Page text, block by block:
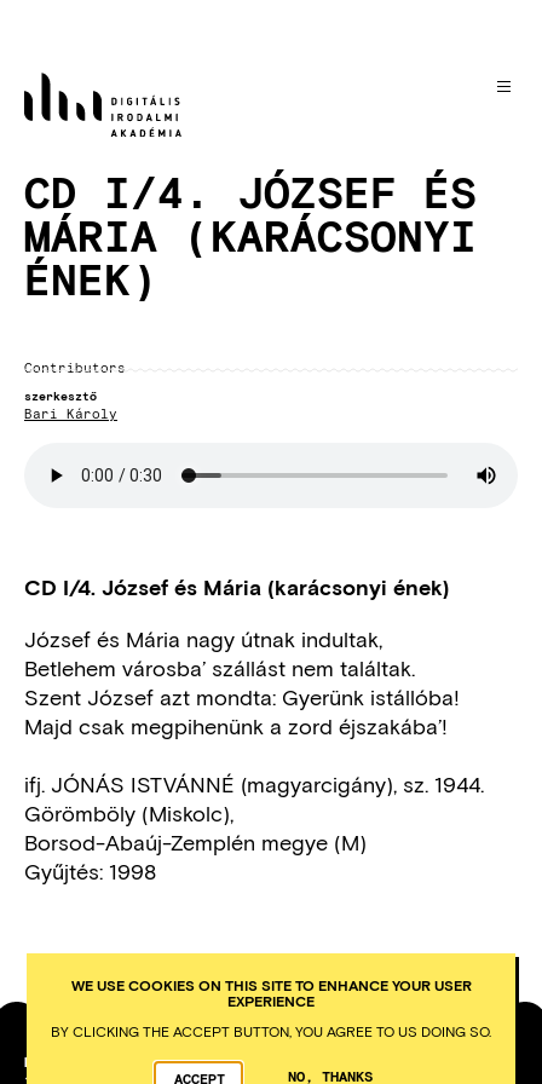
content
CD I/4. JÓZSEF ÉS
MÁRIA (KARÁCSONYI
ÉNEK)
Contributors
szerkesztő
Bari Károly
CD I/4. József és Mária (karácsonyi ének)
József és Mária nagy útnak indultak,
Betlehem városba’ szállást nem találtak.
Szent József azt mondta: Gyerünk istállóba!
Majd csak megpihenünk a zord éjszakába’!
ifj. JÓNÁS ISTVÁNNÉ (magyarcigány), sz. 1944.
Görömböly (Miskolc),
Borsod-Abaúj-Zemplén megye (M)
Gyűjtés: 1998
PETŐFI LITERARY MUSEUM
1053
KÁROLYI UTCA 16.
WE USE COOKIES ON THIS SITE TO ENHANCE YOUR USER
EXPERIENCE
BY CLICKING THE ACCEPT BUTTON, YOU AGREE TO US DOING SO.
ACCEPT NO, THANKS